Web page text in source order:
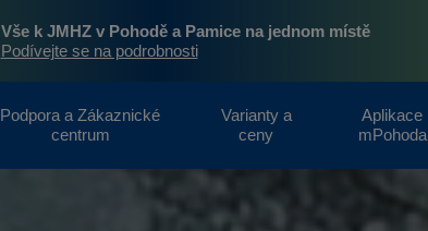
Vše k JMHZ v Pohodě a Pamice na jednom místě
Podívejte se na podrobnosti
Podpora a Zákaznické
centrum
Varianty a
ceny
Aplikace
mPohoda